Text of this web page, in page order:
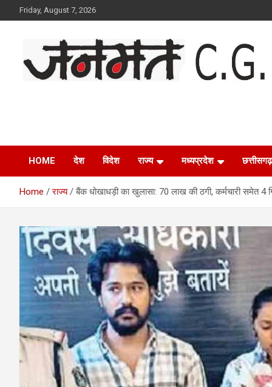
to
Friday, August 7, 2026
HOME देश विदेश राज्य मध्यप्रदेश छत्तीसगढ़
Home राज्य बैंक धोखाधड़ी का खुलासा: 70 लाख की ठगी, कर्मचारी समेत 4